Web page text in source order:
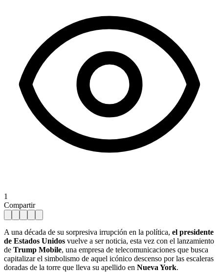
1
Compartir
A una década de su sorpresiva irrupción en la política, el presidente
de Estados Unidos vuelve a ser noticia, esta vez con el lanzamiento
de Trump Mobile, una empresa de telecomunicaciones que busca
capitalizar el simbolismo de aquel icónico descenso por las escaleras
doradas de la torre que lleva su apellido en Nueva York.